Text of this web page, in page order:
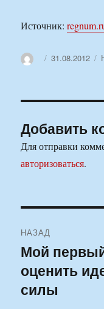
Источник:
АвторОпубликовано
31.08.2012
Добавить
Для отправки
авторизоваться.
по
записям
НАЗАД
Предыдущая
запись:
Мой
оценить
силы